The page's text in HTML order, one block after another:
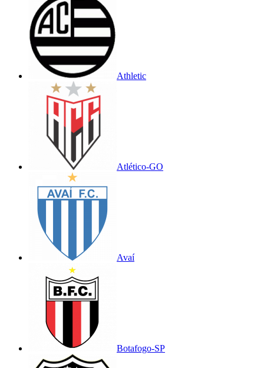
Athletic
Atlético-GO
Avaí
Botafogo-SP